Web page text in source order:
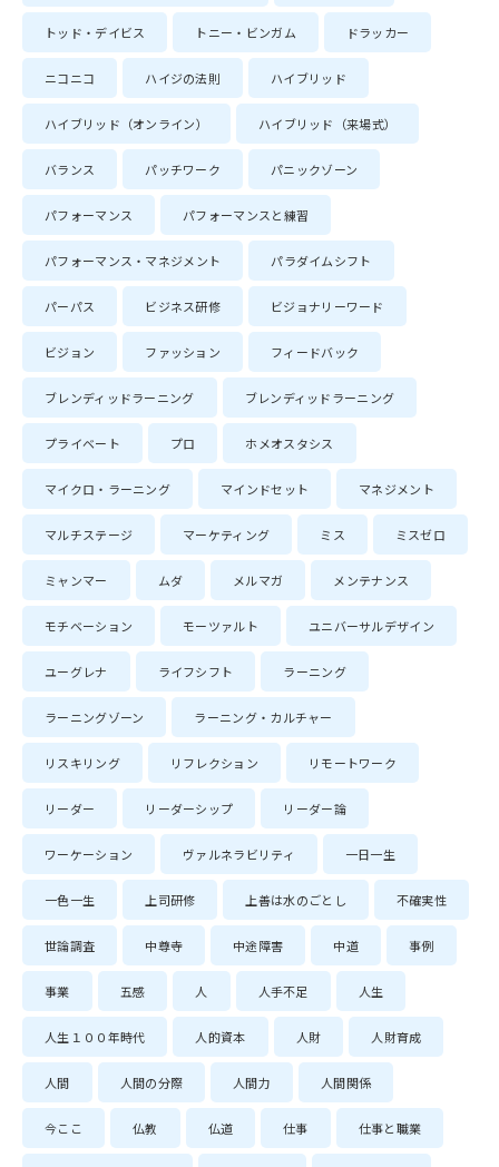
トッド・デイビス トニー・ビンガム ドラッカー
ニコニコ ハイジの法則 ハイブリッド
ハイブリッド（オンライン） ハイブリッド（来場式）
バランス パッチワーク パニックゾーン
パフォーマンス パフォーマンスと練習
パフォーマンス・マネジメント パラダイムシフト
パーパス ビジネス研修 ビジョナリーワード
ビジョン ファッション フィードバック
ブレンディッドラーニング ブレンディッドラーニング
プライベート プロ ホメオスタシス
マイクロ・ラーニング マインドセット マネジメント
マルチステージ マーケティング ミス ミスゼロ
ミャンマー ムダ メルマガ メンテナンス
モチベーション モーツァルト ユニバーサルデザイン
ユーグレナ ライフシフト ラーニング
ラーニングゾーン ラーニング・カルチャー
リスキリング リフレクション リモートワーク
リーダー リーダーシップ リーダー論
ワーケーション ヴァルネラビリティ 一日一生
一色一生 上司研修 上善は水のごとし 不確実性
世論調査 中尊寺 中途障害 中道 事例
事業 五感 人 人手不足 人生
人生１００年時代 人的資本 人財 人財育成
人間 人間の分際 人間力 人間関係
今ここ 仏教 仏道 仕事 仕事と職業